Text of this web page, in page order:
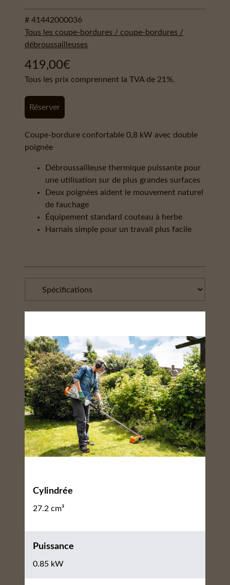
# 41442000036
Tous les coupe-bordures / coupe-bordures /
débroussailleuses
419,00€
Tous les prix comprennent la TVA de 21%.
Réserver
Coupe-bordure confortable 0,8 kW avec double
poignée
Débroussailleuse thermique puissante pour
une utilisation sur de plus grandes surfaces
Deux poignées aident le mouvement naturel
de fauchage
Équipement standard couteau à herbe
Harnais simple pour un travail plus facile
Cylindrée
27.2 cm³
Puissance
0.85 kW